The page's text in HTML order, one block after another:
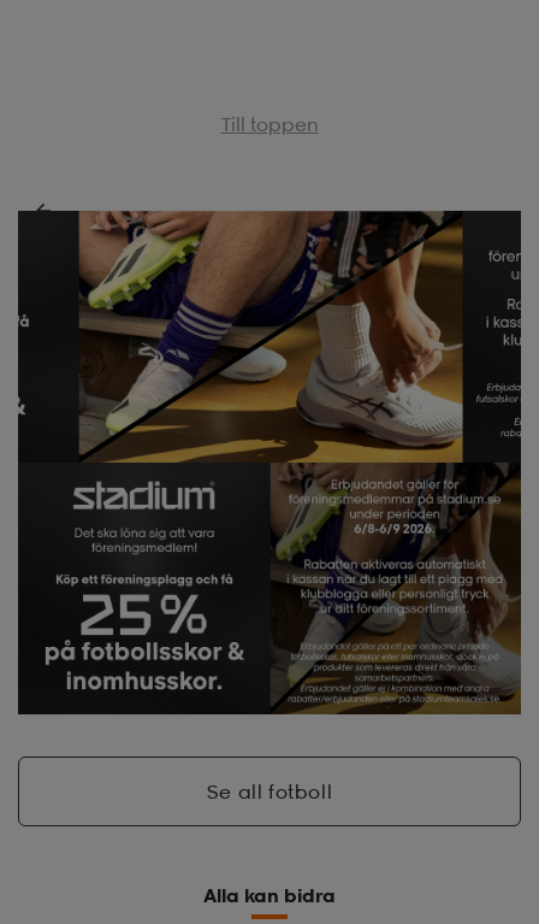
Till toppen
Se all fotboll
Alla kan bidra